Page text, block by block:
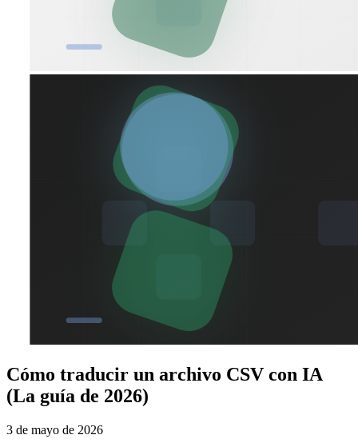
Cómo traducir un archivo CSV con IA
(La guía de 2026)
3 de mayo de 2026